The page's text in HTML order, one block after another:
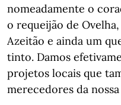
nomeadamente o
o requeijão de
Azeitão e ainda um
tinto. Damos
projetos locais que
merecedores da